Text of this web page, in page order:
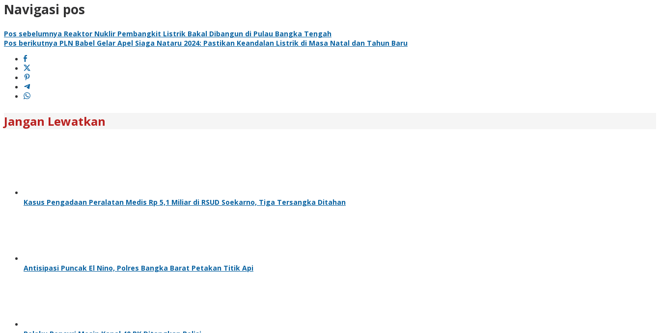
Navigasi pos
Pos sebelumnya Reaktor Nuklir Pembangkit Listrik Bakal Dibangun di Pulau Bangka Tengah
Pos berikutnya PLN Babel Gelar Apel Siaga Nataru 2024: Pastikan Keandalan Listrik di Masa Natal dan Tahun Baru
Jangan Lewatkan
Kasus Pengadaan Peralatan Medis Rp 5,1 Miliar di RSUD Soekarno, Tiga Tersangka Ditahan
Antisipasi Puncak El Nino, Polres Bangka Barat Petakan Titik Api